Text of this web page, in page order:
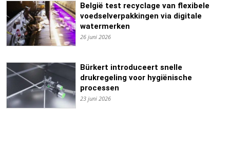
België test recyclage van flexibele
voedselverpakkingen via digitale
watermerken
26 juni 2026
Bürkert introduceert snelle
drukregeling voor hygiënische
processen
23 juni 2026